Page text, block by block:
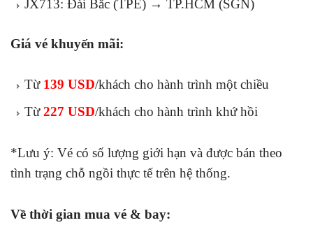
JX713: Đài Bắc (TPE) → TP.HCM (SGN)
Giá vé khuyến mãi:
Từ 139 USD/khách cho hành trình một chiều
Từ227 USD/khách cho hành trình khứ hồi
*Lưu ý: Vé có số lượng giới hạn và được bán theo
tình trạng chỗ ngồi thực tế trên hệ thống.
Về thời gian mua vé & bay: